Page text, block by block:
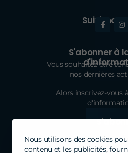
Nous utilisons des cookies
contenu et les publicités,
Suivi-
S'abonner à
Vous souhaitez être
nos dernières
Alors inscrivez-vous